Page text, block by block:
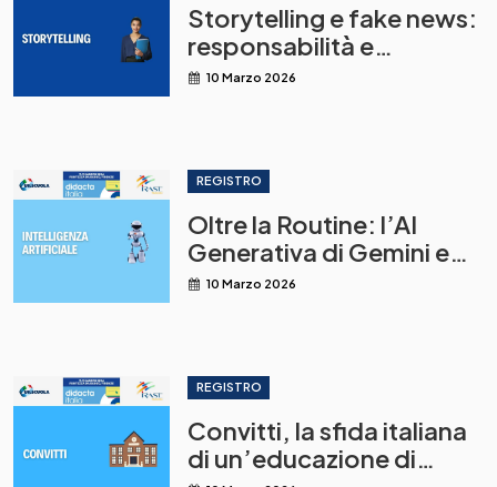
Storytelling e fake news:
responsabilità e
conseguenze del
10 Marzo 2026
REGISTRO
Oltre la Routine: l’AI
Generativa di Gemini e
NotebookLM come leva
10 Marzo 2026
REGISTRO
Convitti, la sfida italiana
di un’educazione di